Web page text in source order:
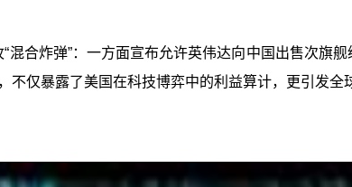
混合炸弹”：一方面宣布允许英伟达向中国出售次旗
不仅暴露了美国在科技博弈中的利益算计，更引发